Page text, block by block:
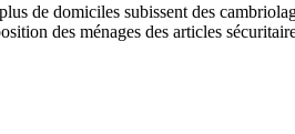
de domiciles subissent des
des ménages des articles